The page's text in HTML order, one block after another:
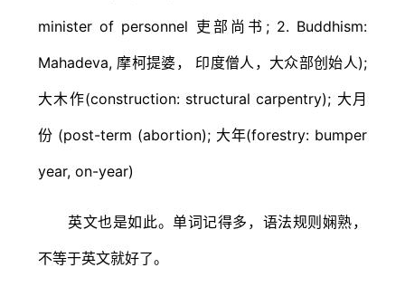
minister of personnel 吏部尚书; 2. Buddhism:
Mahadeva, 摩柯提婆， 印度僧人，大众部创始人);
大木作(construction: structural carpentry); 大月
份 (post-term (abortion); 大年(forestry: bumper
year, on-year)
英文也是如此。单词记得多，语法规则娴熟，
不等于英文就好了。